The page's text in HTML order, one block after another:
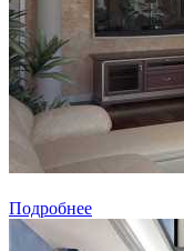
Подробнее